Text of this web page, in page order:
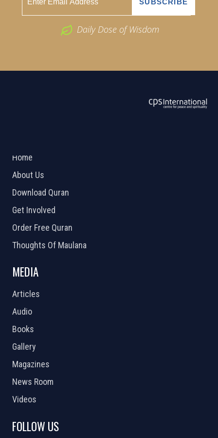
Daily Dose of Wisdom
Home
About Us
Download Quran
Get Involved
Order Free Quran
Thoughts Of Maulana
MEDIA
Articles
Audio
Books
Gallery
Magazines
News Room
Videos
FOLLOW US